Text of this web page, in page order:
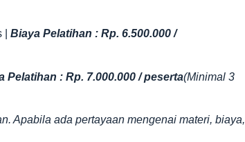
Biaya Pelatihan : Rp. 6.500.000 /
Pelatihan : Rp. 7.000.000 / peserta(Minimal 3
Apabila ada pertayaan mengenai materi, biaya,